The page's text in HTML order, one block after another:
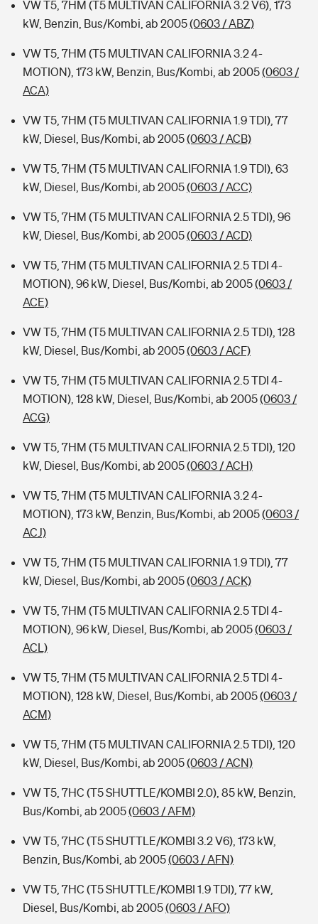
VW T5, 7HM (T5 MULTIVAN CALIFORNIA 3.2 V6), 173
kW, Benzin, Bus/Kombi, ab 2005(0603 / ABZ)
VW T5, 7HM (T5 MULTIVAN CALIFORNIA 3.2 4-
MOTION), 173 kW, Benzin, Bus/Kombi, ab 2005(0603 /
ACA)
VW T5, 7HM (T5 MULTIVAN CALIFORNIA 1.9 TDI), 77
kW, Diesel, Bus/Kombi, ab 2005(0603 / ACB)
VW T5, 7HM (T5 MULTIVAN CALIFORNIA 1.9 TDI), 63
kW, Diesel, Bus/Kombi, ab 2005(0603 / ACC)
VW T5, 7HM (T5 MULTIVAN CALIFORNIA 2.5 TDI), 96
kW, Diesel, Bus/Kombi, ab 2005(0603 / ACD)
VW T5, 7HM (T5 MULTIVAN CALIFORNIA 2.5 TDI 4-
MOTION), 96 kW, Diesel, Bus/Kombi, ab 2005(0603 /
ACE)
VW T5, 7HM (T5 MULTIVAN CALIFORNIA 2.5 TDI), 128
kW, Diesel, Bus/Kombi, ab 2005(0603 / ACF)
VW T5, 7HM (T5 MULTIVAN CALIFORNIA 2.5 TDI 4-
MOTION), 128 kW, Diesel, Bus/Kombi, ab 2005(0603 /
ACG)
VW T5, 7HM (T5 MULTIVAN CALIFORNIA 2.5 TDI), 120
kW, Diesel, Bus/Kombi, ab 2005(0603 / ACH)
VW T5, 7HM (T5 MULTIVAN CALIFORNIA 3.2 4-
MOTION), 173 kW, Benzin, Bus/Kombi, ab 2005(0603 /
ACJ)
VW T5, 7HM (T5 MULTIVAN CALIFORNIA 1.9 TDI), 77
kW, Diesel, Bus/Kombi, ab 2005(0603 / ACK)
VW T5, 7HM (T5 MULTIVAN CALIFORNIA 2.5 TDI 4-
MOTION), 96 kW, Diesel, Bus/Kombi, ab 2005(0603 /
ACL)
VW T5, 7HM (T5 MULTIVAN CALIFORNIA 2.5 TDI 4-
MOTION), 128 kW, Diesel, Bus/Kombi, ab 2005(0603 /
ACM)
VW T5, 7HM (T5 MULTIVAN CALIFORNIA 2.5 TDI), 120
kW, Diesel, Bus/Kombi, ab 2005(0603 / ACN)
VW T5, 7HC (T5 SHUTTLE/KOMBI 2.0), 85 kW, Benzin,
Bus/Kombi, ab 2005(0603 / AFM)
VW T5, 7HC (T5 SHUTTLE/KOMBI 3.2 V6), 173 kW,
Benzin, Bus/Kombi, ab 2005(0603 / AFN)
VW T5, 7HC (T5 SHUTTLE/KOMBI 1.9 TDI), 77 kW,
Diesel, Bus/Kombi, ab 2005(0603 / AFO)